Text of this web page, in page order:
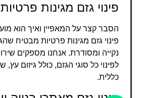
פינוי גזם מגינות פרטיות
הסבר קצר על המאפיין ואיך הוא
פינוי גזם מגינות פרטיות מבטיח
נקייה ומסודרת. אנחנו מספקים
לפינוי כל סוגי הגזם, כולל גיזום עץ,
כללית.